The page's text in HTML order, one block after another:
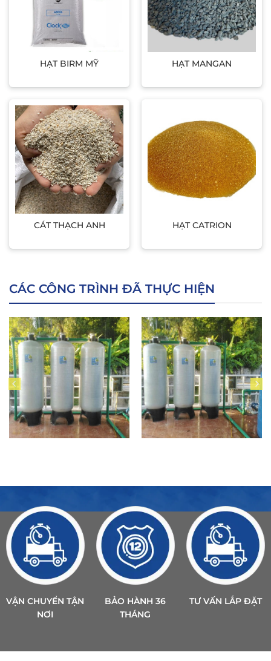
HẠT BIRM MỸ HẠT MANGAN
CÁT THẠCH ANH HẠT CATRION
CÁC CÔNG TRÌNH ĐÃ THỰC HIỆN
VẬN CHUYỂN TẬN
NƠI
BẢO HÀNH 36
THÁNG
TƯ VẤN LẮP ĐẶT